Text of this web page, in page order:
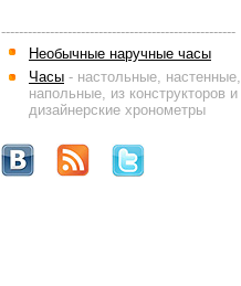
-----------------------------------------------------
Необычные наручные часы
Часы - настольные, настенные,
напольные, из конструкторов и
дизайнерские хронометры